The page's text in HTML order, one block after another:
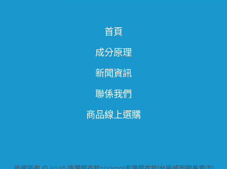
首頁
成分原理
新聞資訊
聯係我們
商品線上選購